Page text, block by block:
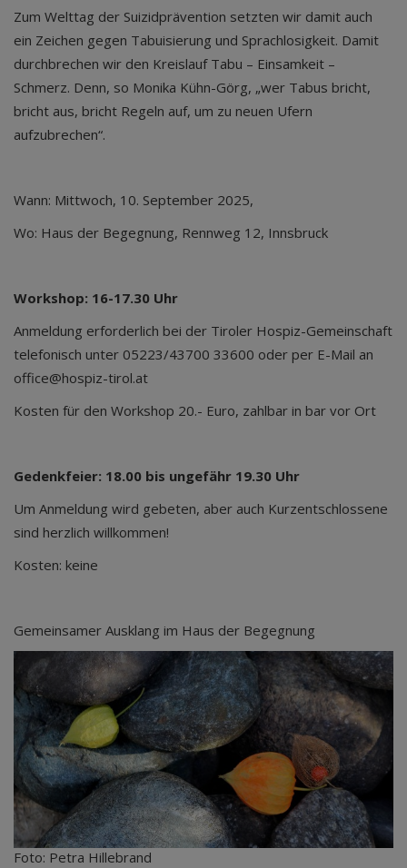
Zum Welttag der Suizidprävention setzten wir damit auch
ein Zeichen gegen Tabuisierung und Sprachlosigkeit. Damit
durchbrechen wir den Kreislauf Tabu – Einsamkeit –
Schmerz. Denn, so Monika Kühn-Görg, „wer Tabus bricht,
bricht aus, bricht Regeln auf, um zu neuen Ufern
aufzubrechen“.
Wann: Mittwoch, 10. September 2025,
Wo: Haus der Begegnung, Rennweg 12, Innsbruck
Workshop: 16-17.30 Uhr
Anmeldung erforderlich bei der Tiroler Hospiz-Gemeinschaft
telefonisch unter 05223/43700 33600 oder per E-Mail an
office@hospiz-tirol.at
Kosten für den Workshop 20.- Euro, zahlbar in bar vor Ort
Gedenkfeier: 18.00 bis ungefähr 19.30 Uhr
Um Anmeldung wird gebeten, aber auch Kurzentschlossene
sind herzlich willkommen!
Kosten: keine
Gemeinsamer Ausklang im Haus der Begegnung
Foto: Petra Hillebrand